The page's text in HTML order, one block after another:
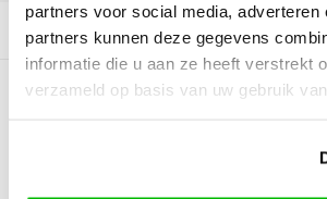
partners voor social media, adverteren
partners kunnen deze gegevens
informatie die u aan ze heeft verstrekt
verzameld op basis van uw gebruik
Productomschrijving
0 STERREN OP BASIS VAN 0